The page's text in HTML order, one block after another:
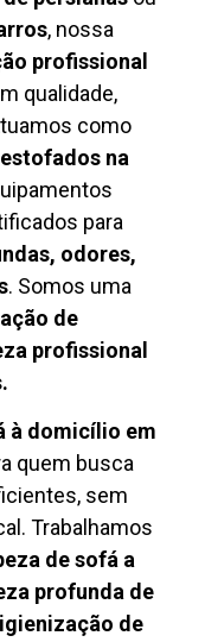
, nossa
profissional
qualidade,
como
na
para
odores,
. Somos uma
de
profissional
à domicílio em
quem busca
sem
Trabalhamos
de sofá a
profunda de
de